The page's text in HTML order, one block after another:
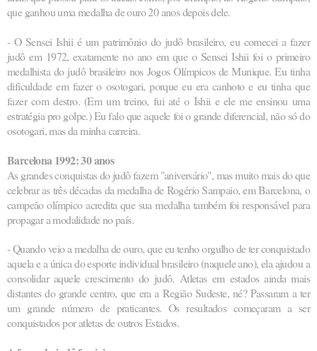
que ganhou uma medalha de ouro 20 anos depois dele.
- O Sensei Ishii é um patrimônio do judô brasileiro, eu comecei a fazer
judô em 1972, exatamente no ano em que o Sensei Ishii foi o primeiro
medalhista do judô brasileiro nos Jogos Olímpicos de Munique. Eu tinha
dificuldade em fazer o osotogari, porque eu era canhoto e eu tinha que
fazer com destro. (Em um treino, fui até o Ishii e ele me ensinou uma
estratégia pro golpe.) Eu falo que aquele foi o grande diferencial, não só do
osotogari, mas da minha carreira.
Barcelona 1992: 30 anos
As grandes conquistas do judô fazem "aniversário", mas muito mais do que
celebrar as três décadas da medalha de Rogério Sampaio, em Barcelona, o
campeão olímpico acredita que sua medalha também foi responsável para
propagar a modalidade no país.
- Quando veio a medalha de ouro, que eu tenho orgulho de ter conquistado
aquela e a única do esporte individual brasileiro (naquele ano), ela ajudou a
consolidar aquele crescimento do judô. Atletas em estados ainda mais
distantes do grande centro, que era a Região Sudeste, né? Passaram a ter
um grande número de praticantes. Os resultados começaram a ser
conquistados por atletas de outros Estados.